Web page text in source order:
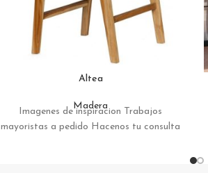
Altea
Madera
Imagenes de inspiracion Trabajos
mayoristas a pedido Hacenos tu consulta